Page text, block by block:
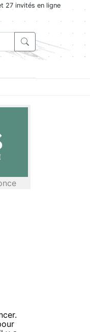
27 invités en ligne